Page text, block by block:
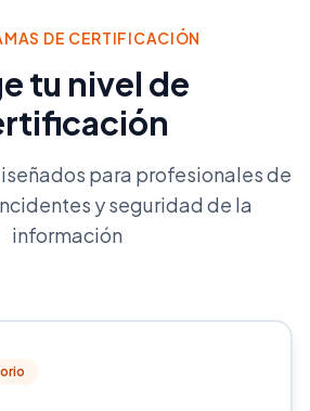
DE CERTIFICACIÓN
tu nivel de
para profesionales de
y seguridad de la
información